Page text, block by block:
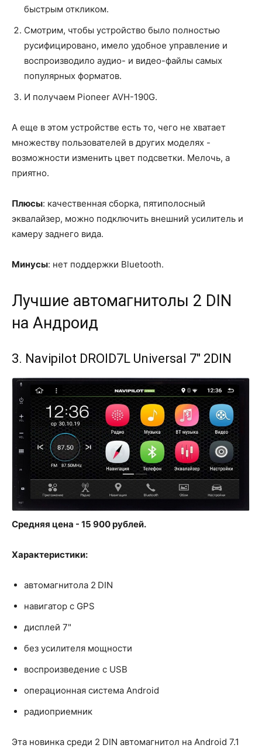
быстрым откликом.
Смотрим, чтобы устройство было полностью
русифицировано, имело удобное управление и
воспроизводило аудио- и видео-файлы самых
популярных форматов.
И получаем Pioneer AVH-190G.
А еще в этом устройстве есть то, чего не хватает
множеству пользователей в других моделях -
возможности изменить цвет подсветки. Мелочь, а
приятно.
Плюсы: качественная сборка, пятиполосный
эквалайзер, можно подключить внешний усилитель и
камеру заднего вида.
Минусы: нет поддержки Bluetooth.
Лучшие автомагнитолы 2 DIN
на Андроид
3. Navipilot DROID7L Universal 7" 2DIN
Средняя цена - 15 900 рублей.
Характеристики:
автомагнитола 2 DIN
навигатор с GPS
дисплей 7"
без усилителя мощности
воспроизведение с USB
операционная система Android
радиоприемник
Эта новинка среди 2 DIN автомагнитол на Android 7.1